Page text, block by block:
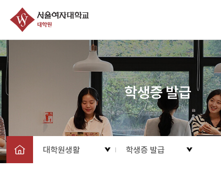
학생증 발급
대학원생활 학생증 발급